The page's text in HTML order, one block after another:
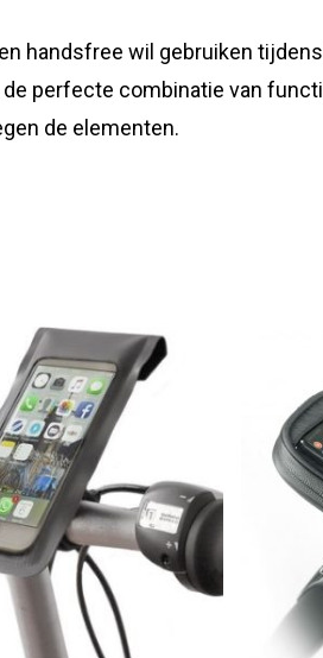
handsfree wil gebruiken
perfecte combinatie van
de elementen.